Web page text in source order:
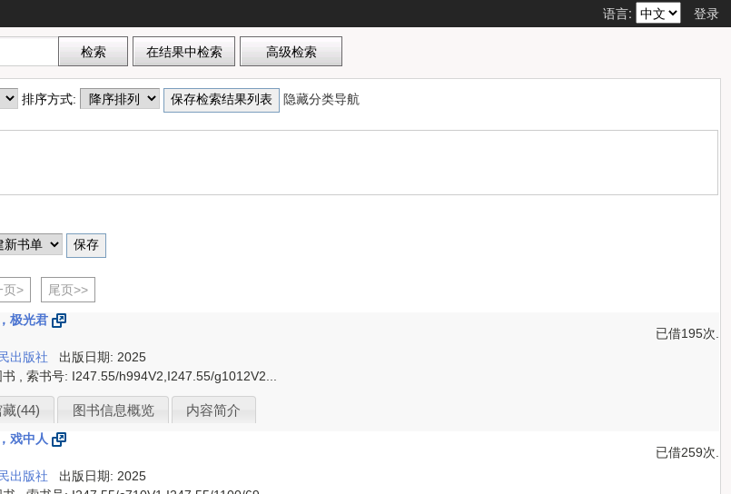
语言: 登录
排序方式: 隐藏分类导航
页> 尾页>>
极光君
已借195次.
出版社
出版日期: 2025
书 , 索书号: I247.55/h994V2,I247.55/g1012V2...
(44) 图书信息概览 内容简介
戏中人
已借259次.
出版社
出版日期: 2025